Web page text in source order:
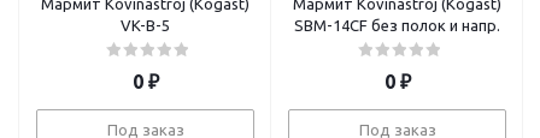
Мармит Kovinastroj (Kogast)
VK-B-5
0₽
Под заказ
Мармит Kovinastroj (Kogast)
SBM-14CF без полок и напр.
0₽
Под заказ